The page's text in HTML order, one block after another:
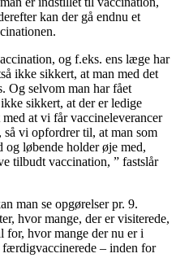
kan der gå endnu et
og f.eks. ens læge har
ikke sikkert, at man med det
Og selvom man har fået
sikkert, at der er ledige
at vi får vaccineleverancer
vi opfordrer til, at man som
løbende holder øje med,
tilbudt vaccination, ” fastslår
man se opgørelser pr. 9.
hvor mange, der er visiterede,
for, hvor mange der nu er i
færdigvaccinerede – inden for